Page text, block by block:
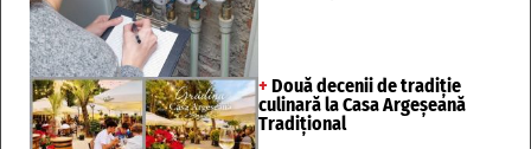
+ Două decenii de tradiție
culinară la Casa Argeșeană
Tradițional